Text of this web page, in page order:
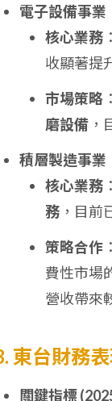
電子設備事業
核心業務
收顯著提
市場策略
磨設備 ，
積層製造事業
核心業務
務 ，目前
策略合作
費性市場
營收帶來
東台財務
關鍵指標